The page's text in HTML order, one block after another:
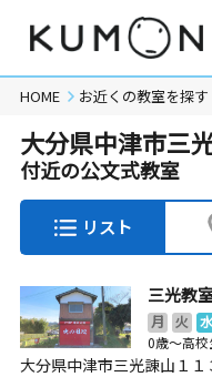
HOME お近くの教室を探す
大分県中津市三
付近の公文式教室
リスト
三光教
月 火 水
0歳～高校
大分県中津市三光諌山１